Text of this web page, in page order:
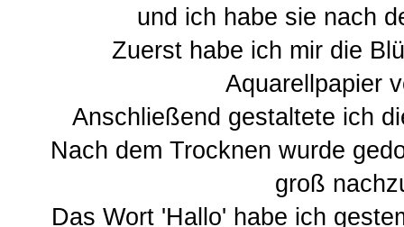
und ich habe sie nach
Zuerst habe ich mir die
Aquarellpapier
Anschließend gestaltete ich
Nach dem Trocknen wurde
groß
Das Wort 'Hallo' habe ich